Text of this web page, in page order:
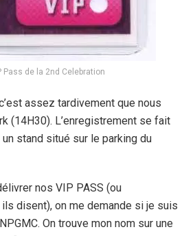
Pass de la 2nd Celebration
assez tardivement que nous
(14H30). L’enregistrement se fait
stand situé sur le parking du
nos VIP PASS (ou
disent), on me demande si je suis
On trouve mon nom sur une